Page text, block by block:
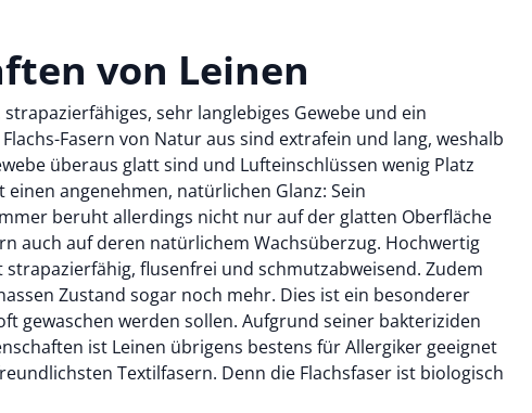
von Leinen
sehr langlebiges Gewebe und ein
Fasern von Natur aus sind extrafein und lang, weshalb
überaus glatt sind und Lufteinschlüssen wenig Platz
einen angenehmen, natürlichen Glanz: Sein
beruht allerdings nicht nur auf der glatten Oberfläche
auch auf deren natürlichem Wachsüberzug. Hochwertig
flusenfrei und schmutzabweisend. Zudem
Zustand sogar noch mehr. Dies ist ein besonderer
gewaschen werden sollen. Aufgrund seiner bakteriziden
ist Leinen übrigens bestens für Allergiker geeignet
Textilfasern. Denn die Flachsfaser ist biologisch